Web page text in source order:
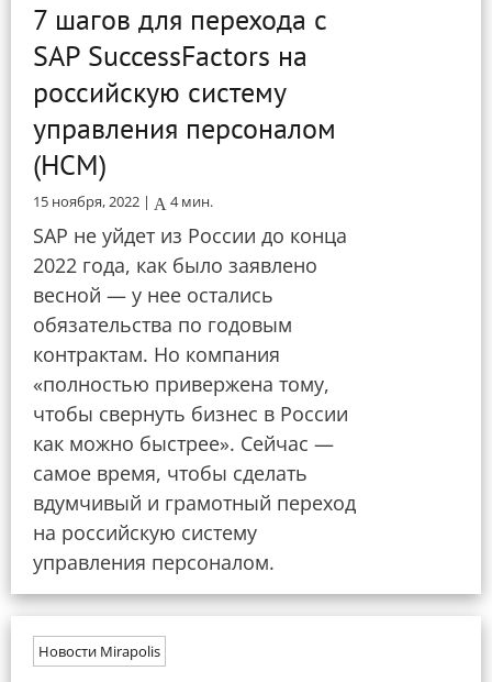
7 шагов для перехода с
SAP SuccessFactors на
российскую систему
управления персоналом
(HCM)
15 ноября, 2022 | 4 мин.
SAP не уйдет из России до конца
2022 года, как было заявлено
весной — у нее остались
обязательства по годовым
контрактам. Но компания
«полностью привержена тому,
чтобы свернуть бизнес в России
как можно быстрее». Сейчас —
самое время, чтобы сделать
вдумчивый и грамотный переход
на российскую систему
управления персоналом.
Новости Mirapolis